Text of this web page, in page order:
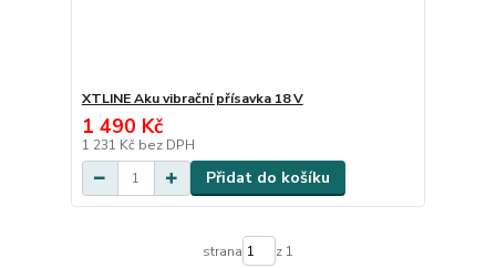
XTLINE Aku vibrační přísavka 18 V
1 490 Kč
1 231 Kč bez DPH
Přidat do košíku
strana z 1